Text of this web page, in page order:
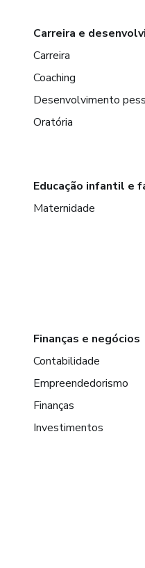
Carreira e
Carreira
Coaching
Desenvolvimento
Oratória
Educação infantil e
Maternidade
Finanças e negócios
Contabilidade
Empreendedorismo
Finanças
Investimentos